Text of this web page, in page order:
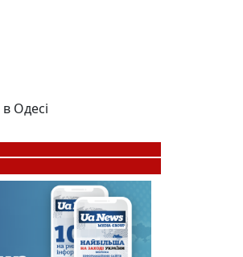
в Одесі